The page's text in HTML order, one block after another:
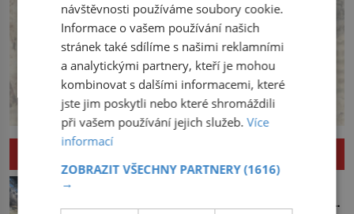
asijském Bermudském trojúhelníku lodě
návštěvnosti používáme soubory cookie.
Informace o vašem používání našich
stránek také sdílíme s našimi reklamními
a analytickými partnery, kteří je mohou
kombinovat s dalšími informacemi, které
jste jim poskytli nebo které shromáždili
při vašem používání jejich služeb.Více
informací
ZOBRAZIT VŠECHNY PARTNERY(1616)
→